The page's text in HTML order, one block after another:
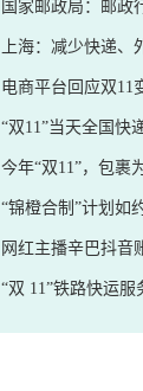
国家邮政局：邮政行业
上海：减少快递、
电商平台回应双11变
“双11”当天全国快
今年“双11”，包裹
“锦橙合制”计划如约完成
网红主播辛巴抖音
“双 11”铁路快运服务今日启动，